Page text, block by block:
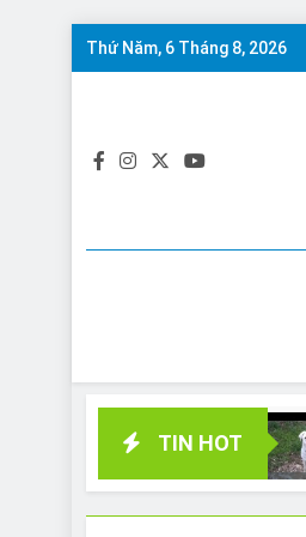
Skip
Thứ Năm, 6 Tháng 8, 2026
TIN HOT